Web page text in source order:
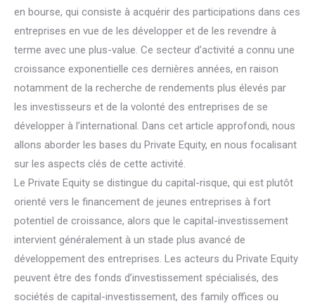
en bourse, qui consiste à acquérir des participations dans ces
entreprises en vue de les développer et de les revendre à
terme avec une plus-value. Ce secteur d’activité a connu une
croissance exponentielle ces dernières années, en raison
notamment de la recherche de rendements plus élevés par
les investisseurs et de la volonté des entreprises de se
développer à l’international. Dans cet article approfondi, nous
allons aborder les bases du Private Equity, en nous focalisant
sur les aspects clés de cette activité.
Le Private Equity se distingue du capital-risque, qui est plutôt
orienté vers le financement de jeunes entreprises à fort
potentiel de croissance, alors que le capital-investissement
intervient généralement à un stade plus avancé de
développement des entreprises. Les acteurs du Private Equity
peuvent être des fonds d’investissement spécialisés, des
sociétés de capital-investissement, des family offices ou